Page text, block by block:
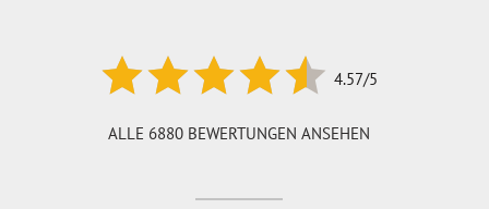
4.57/5
ALLE 6880 BEWERTUNGEN ANSEHEN